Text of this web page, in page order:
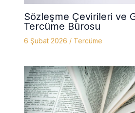
Sözleşme Çevirileri ve
Tercüme Bürosu
6 Şubat 2026 / Tercüme